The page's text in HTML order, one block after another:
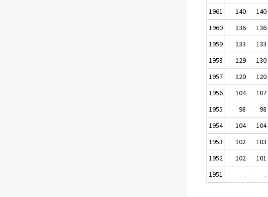
1961
140 140
1960
136 136
1959
133 133
1958
129 130
1957
120 120
1956
104 107
1955
98 98
1954
104 104
1953
102 103
1952
102 101
1951
. .